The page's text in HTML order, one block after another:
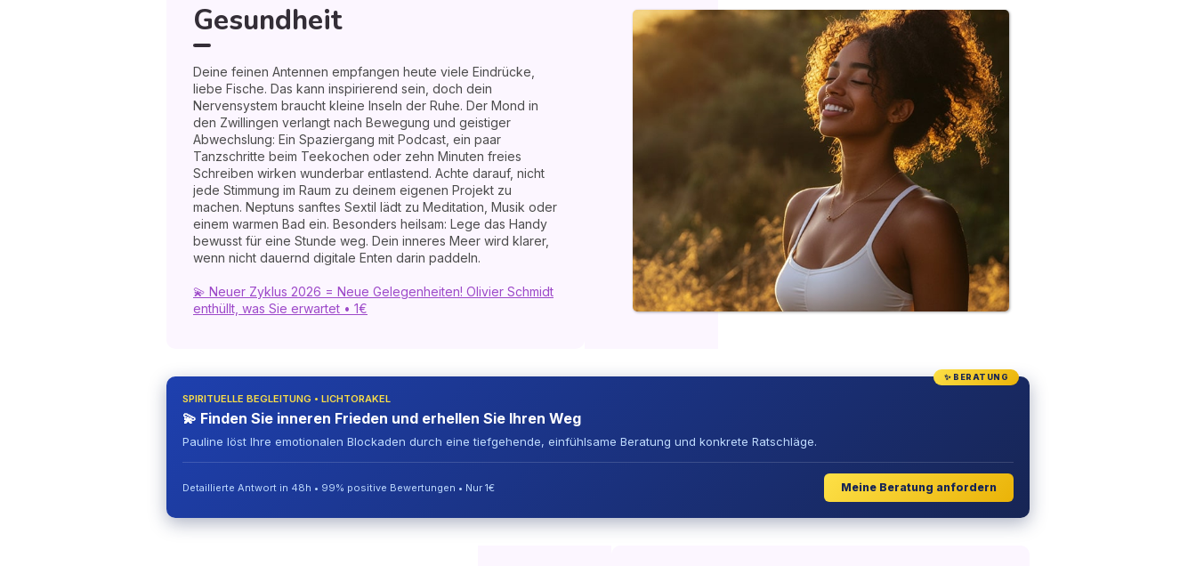
Gesundheit
Deine feinen Antennen empfangen heute viele Eindrücke,
liebe Fische. Das kann inspirierend sein, doch dein
Nervensystem braucht kleine Inseln der Ruhe. Der Mond in
den Zwillingen verlangt nach Bewegung und geistiger
Abwechslung: Ein Spaziergang mit Podcast, ein paar
Tanzschritte beim Teekochen oder zehn Minuten freies
Schreiben wirken wunderbar entlastend. Achte darauf, nicht
jede Stimmung im Raum zu deinem eigenen Projekt zu
machen. Neptuns sanftes Sextil lädt zu Meditation, Musik oder
einem warmen Bad ein. Besonders heilsam: Lege das Handy
bewusst für eine Stunde weg. Dein inneres Meer wird klarer,
wenn nicht dauernd digitale Enten darin paddeln.
💫 Neuer Zyklus 2026 = Neue Gelegenheiten! Olivier Schmidt
enthüllt, was Sie erwartet • 1€
✨ BERATUNG
SPIRITUELLE BEGLEITUNG • LICHTORAKEL
💫 Finden Sie inneren Frieden und erhellen Sie Ihren Weg
Pauline löst Ihre emotionalen Blockaden durch eine tiefgehende, einfühlsame Beratung und konkrete Ratschläge.
Detaillierte Antwort in 48h • 99% positive Bewertungen • Nur 1€ Meine Beratung anfordern